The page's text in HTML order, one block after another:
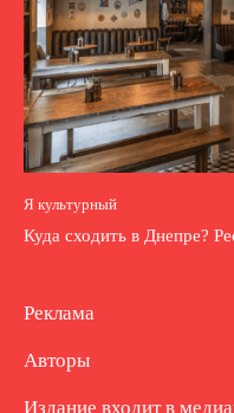
Я культурный
Куда сходить в Днепре?
Реклама
Авторы
Издание входит в